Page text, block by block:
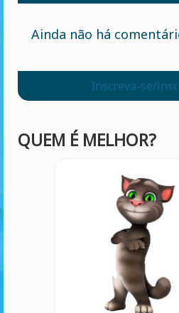
Ainda não há
Inscreva-se/
QUEM É MELHOR?